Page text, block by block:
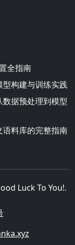
全指南
构建与训练实践
据预处理到模型
料库的完整指南
Luck To You!.